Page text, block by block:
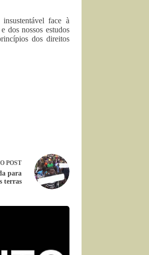
face à
dos nossos estudos
dos direitos
POST
para
terras